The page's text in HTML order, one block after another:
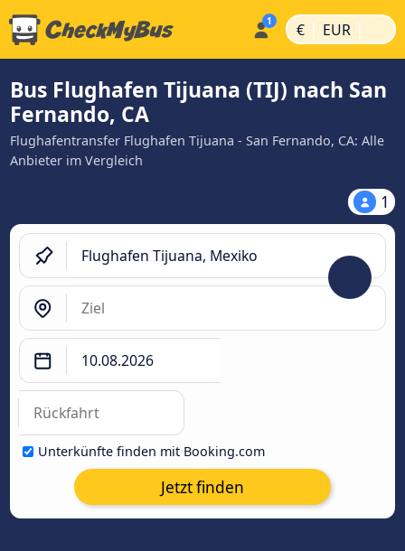
€ | EUR |
Bus Flughafen Tijuana (TIJ) nach San
Fernando, CA
Flughafentransfer Flughafen Tijuana - San Fernando, CA: Alle
Anbieter im Vergleich
1
Unterkünfte finden mit Booking.com
Jetzt finden